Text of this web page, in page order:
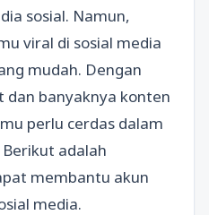
sosial. Namun,
viral di sosial media
mudah. Dengan
dan banyaknya konten
perlu cerdas dalam
adalah
membantu akun
media.